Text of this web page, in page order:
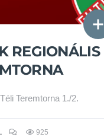
REGIONÁLIS
Teremtorna 1./2.
925